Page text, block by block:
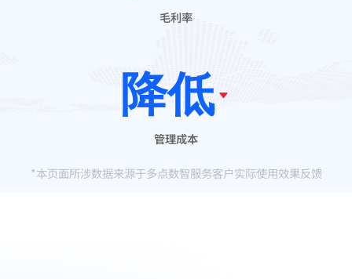
毛利率
降低
管理成本
*本页面所涉数据来源于多点数智服务客户实际使用效果反馈